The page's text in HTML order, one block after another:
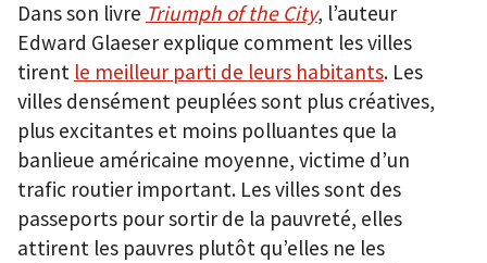
Dans son livre Triumph of the City, l’auteur
Edward Glaeser explique comment les villes
tirent le meilleur parti de leurs habitants. Les
villes densément peuplées sont plus créatives,
plus excitantes et moins polluantes que la
banlieue américaine moyenne, victime d’un
trafic routier important. Les villes sont des
passeports pour sortir de la pauvreté, elles
attirent les pauvres plutôt qu’elles ne les